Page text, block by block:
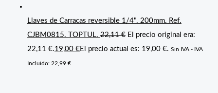
Llaves de Carracas reversible 1/4". 200mm. Ref.
CJBM0815. TOPTUL. 22,11€ El precio original era:
22,11 €.19,00 €El precio actual es: 19,00 €. Sin IVA - IVA
Incluido: 22,99 €